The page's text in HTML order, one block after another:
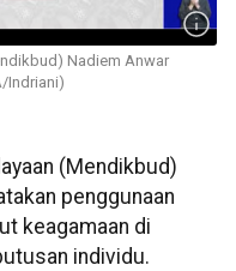
Nadiem Anwar
Indriani)
(Mendikbud)
penggunaan
keagamaan di
individu.